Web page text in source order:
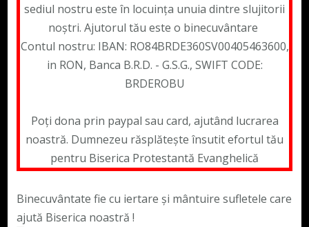
sediul nostru este în locuința unuia dintre slujitorii
noștri. Ajutorul tău este o binecuvântare
Contul nostru: IBAN: RO84BRDE360SV00405463600,
in RON, Banca B.R.D. - G.S.G., SWIFT CODE:
BRDEROBU
Poți dona prin paypal sau card, ajutând lucrarea
noastră. Dumnezeu răsplătește însutit efortul tău
pentru Biserica Protestantă Evanghelică
Binecuvântate fie cu iertare și mântuire sufletele care
ajută Biserica noastră !